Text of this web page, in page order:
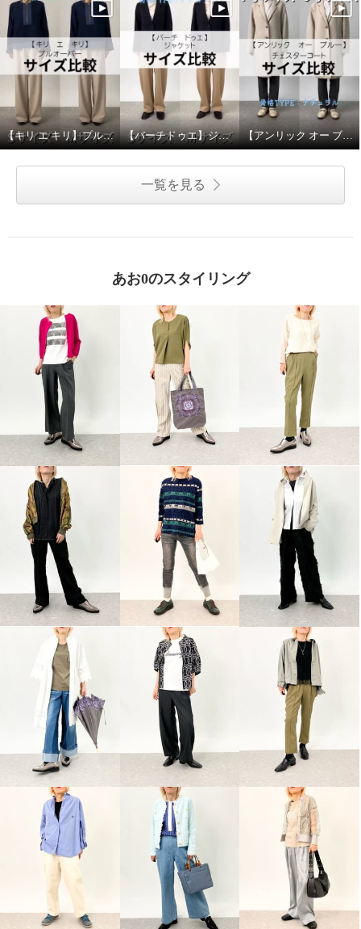
【キリ エ キリ】プルオーバー サイズ比較 【バーチドゥエ】ジャケット サイズ比較 【アンリック オー ブルー】チェスターコート サイズ比較
一覧を見る
あお0のスタイリング